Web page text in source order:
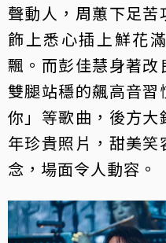
聲動人，周蕙下足
飾上悉心插上鮮花
飄。而彭佳慧身著改
雙腿站穩的飆高音
你」等歌曲，後方
年珍貴照片，甜美
念，場面令人動容。